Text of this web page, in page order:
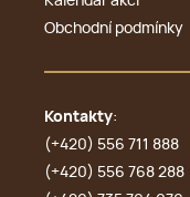
Obchodní podmínky
Kontakty:
(+420) 556 711 888
(+420) 556 768 288